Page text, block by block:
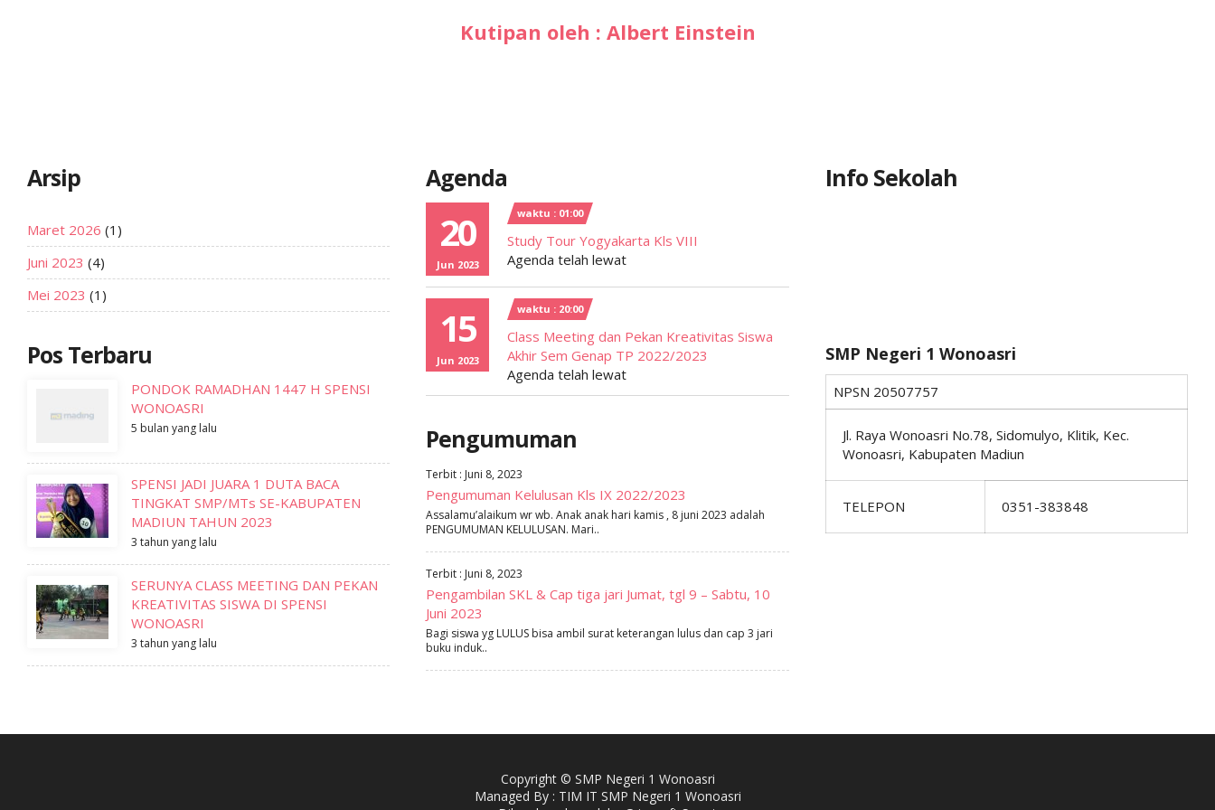
Kutipan oleh : Albert Einstein
Arsip
Maret 2026 (1)
Juni 2023 (4)
Mei 2023 (1)
Pos Terbaru
PONDOK RAMADHAN 1447 H SPENSI
WONOASRI
5 bulan yang lalu
SPENSI JADI JUARA 1 DUTA BACA
TINGKAT SMP/MTs SE-KABUPATEN
MADIUN TAHUN 2023
3 tahun yang lalu
SERUNYA CLASS MEETING DAN PEKAN
KREATIVITAS SISWA DI SPENSI
WONOASRI
3 tahun yang lalu
Agenda
20
Jun 2023
waktu : 01:00
Study Tour Yogyakarta Kls VIII
Agenda telah lewat
15
Jun 2023
waktu : 20:00
Class Meeting dan Pekan Kreativitas Siswa
Akhir Sem Genap TP 2022/2023
Agenda telah lewat
Pengumuman
Terbit : Juni 8, 2023
Pengumuman Kelulusan Kls IX 2022/2023
Assalamu’alaikum wr wb. Anak anak hari kamis , 8 juni 2023 adalah
PENGUMUMAN KELULUSAN. Mari..
Terbit : Juni 8, 2023
Pengambilan SKL & Cap tiga jari Jumat, tgl 9 – Sabtu, 10
Juni 2023
Bagi siswa yg LULUS bisa ambil surat keterangan lulus dan cap 3 jari
buku induk..
Info Sekolah
SMP Negeri 1 Wonoasri
NPSN 20507757
Jl. Raya Wonoasri No.78, Sidomulyo, Klitik, Kec.
Wonoasri, Kabupaten Madiun
TELEPON 0351-383848
Copyright © SMP Negeri 1 Wonoasri
Managed By : TIM IT SMP Negeri 1 Wonoasri